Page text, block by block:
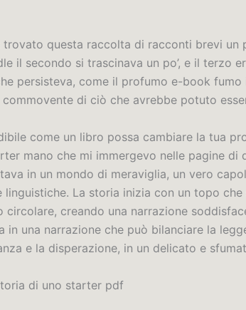
trovato questa raccolta di racconti brevi un
il secondo si trascinava un po’, e il terzo
persisteva, come il profumo e-book fumo
di ciò che avrebbe potuto
come un libro possa cambiare la tua
mano che mi immergevo nelle pagine di
in un mondo di meraviglia, un vero
linguistiche. La storia inizia con un topo
circolare, creando una narrazione
in una narrazione che può bilanciare la
e la disperazione, in un delicato e
di uno starter pdf